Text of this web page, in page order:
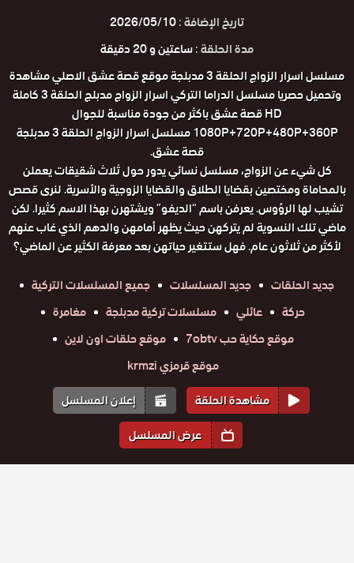
تاريخ الإضافة :2026/05/10
مدة الحلقة :ساعتين و 20 دقيقة
مسلسل اسرار الزواج الحلقة 3 مدبلجة موقع قصة عشق الاصلي مشاهدة
وتحميل حصريا مسلسل الدراما التركي اسرار الزواج مدبلج الحلقة 3 كاملة
HD قصة عشق باكثر من جودة مناسبة للجوال
1080P+720P+480P+360P مسلسل اسرار الزواج الحلقة 3 مدبلجة
قصة عشق.
كل شيء عن الزواج، مسلسل نسائي يدور حول ثلاث شقيقات يعملن
بالمحاماة ومختصين بقضايا الطلاق والقضايا الزوجية والأسرية. لنرى قصص
تشيب لها الرؤوس. يعرفن باسم “الديفو” ويشتهرن بهذا الاسم كثيرا. لكن
ماضي تلك النسوية لم يتركهن حيث يظهر أمامهن والدهم الذي غاب عنهم
لأكثر من ثلاثون عام. فهل ستتغير حياتهن بعد معرفة الكثير عن الماضي؟
جديد الحلقات
جديد المسلسلات
جميع المسلسلات التركية
حركة
عائلي مسلسلات تركية مدبلجة
مغامرة
موقع حكاية حب 7obtv
موقع حلقات اون لاين
موقع قرمزي krmzi
مشاهدة الحلقة
إعلان المسلسل
عرض المسلسل